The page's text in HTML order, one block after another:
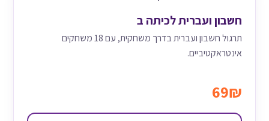
חשבון ועברית לכיתה ב
תרגול חשבון ועברית בדרך משחקית, עם 18 משחקים
אינטראקטיביים.
69₪